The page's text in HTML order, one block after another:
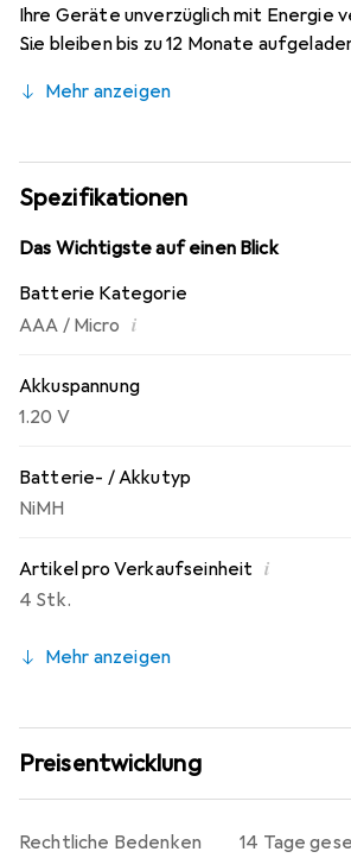
Ihre Geräte unverzüglich mit Energie
Sie bleiben bis zu 12 Monate
Batterien eine 5-Jahres-Garantie.
Ladegerät aufladen. Mit ihrer länger
Aufladung und weniger Ladevorgängen
Duracell Recharge Ultra Batterien von
Mehr anzeigen
Spezifikationen
Das Wichtigste auf einen Blick
Batterie Kategorie
AAA / Micro i
Akkuspannung
1.20 V
Batterie- / Akkutyp
NiMH
Artikel pro Verkaufseinheit i
4 Stk.
Mehr anzeigen
Preisentwicklung
14 Tage
Rechtliche Bedenken